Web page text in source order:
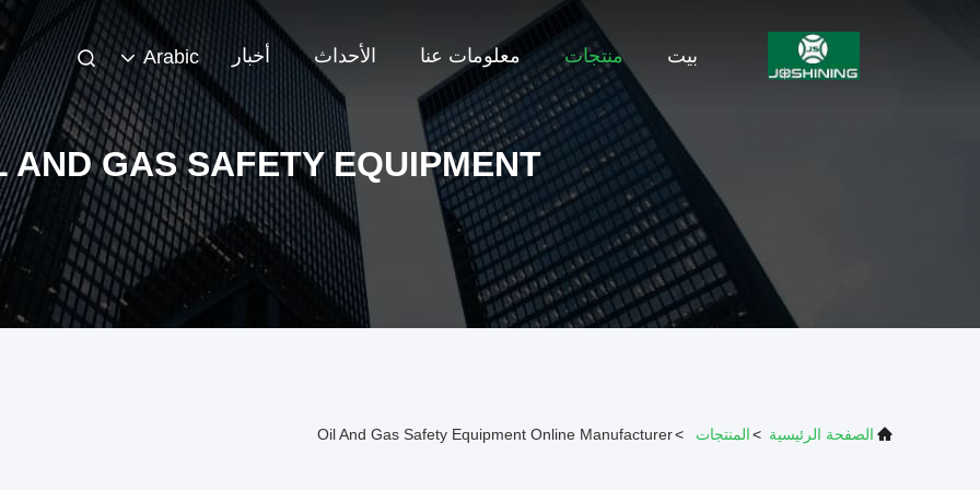
بيت منتجات معلومات عنا الأحداث أخبار Arabic
AND GAS SAFETY EQUIPMENT
الصفحة الرئيسية >المنتجات >
Oil And Gas Safety Equipment Online Manufacturer